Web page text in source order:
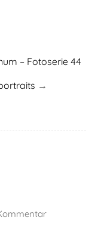
– Fotoserie 44
→